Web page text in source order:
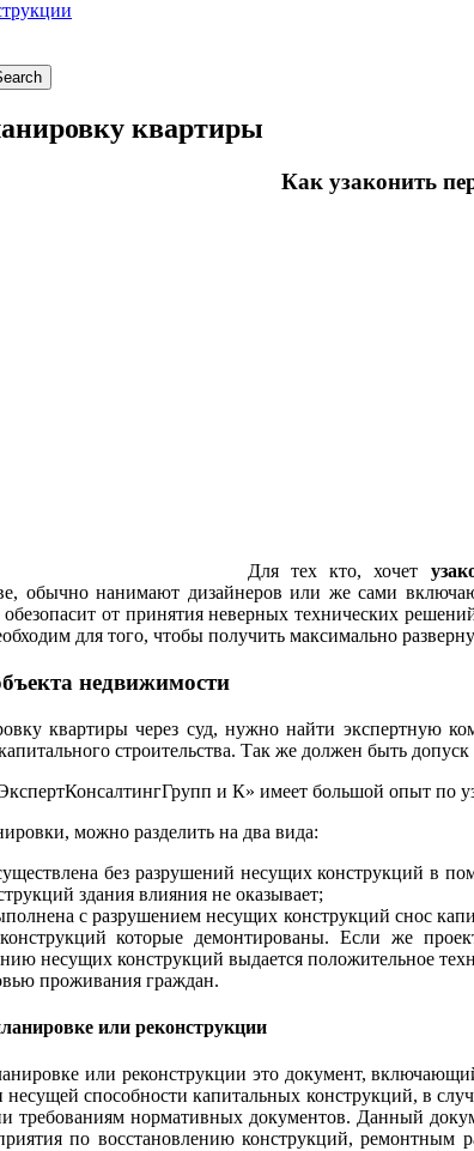
квартиры
Как узаконить
Для тех кто, хочет
обычно нанимают дизайнеров или же сами
обезопасит от принятия неверных технических
для того, чтобы получить максимально
недвижимости
квартиры через суд, нужно найти
строительства. Так же должен быть
и К» имеет большой опыт по
можно разделить на два вида:
без разрушений несущих конструкций в
здания влияния не оказывает;
с разрушением несущих конструкций снос
которые демонтированы. Если же
несущих конструкций выдается положительное
проживания граждан.
или реконструкции
или реконструкции это документ,
способности капитальных конструкций, в
требованиям нормативных документов. Данный
по восстановлению конструкций,